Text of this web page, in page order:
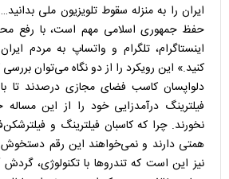
ایران را به منزله سقوط تلویزیون ملی
حفظ جمهوری اسلامی مهم است، با رفع
اینستاگرام، تلگرام و واتساپ به مردم
کنید.» این رویکرد را از دو نگاه می‌توان
دلواپسان کاسب فضای مجازی درصدند تا
فیلترینگ درآمدزایی خود را از این
همتی دارند و نمی‌خواهند این رقم
نیز این است که تندروها با تکنولوژی، گردش